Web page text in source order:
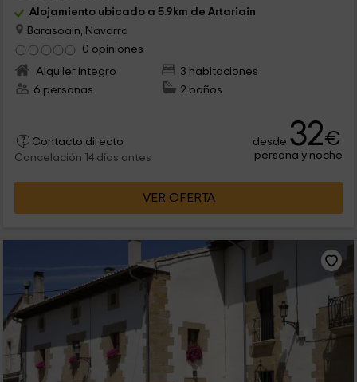
Alojamiento ubicado a 5.9km de Artariain
Barasoain, Navarra
0 opiniones
Alquiler íntegro
3 habitaciones
6 personas
2 baños
Contacto directo
Cancelación 14 días antes
desde 32€
persona y noche
VER OFERTA